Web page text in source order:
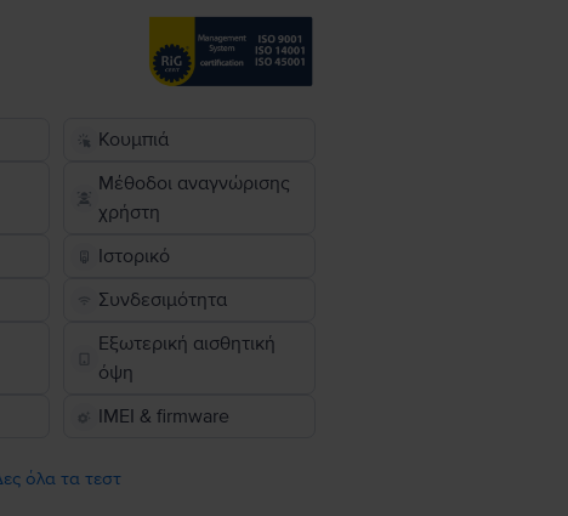
Κουμπιά
Μέθοδοι αναγνώρισης
χρήστη
Ιστορικό
Συνδεσιμότητα
Εξωτερική αισθητική
όψη
IMEI & firmware
όλα τα τεστ